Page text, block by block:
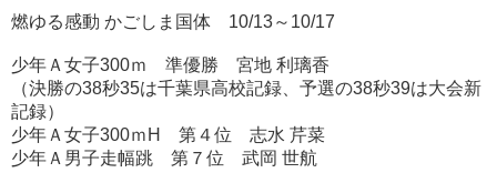
燃ゆる感動 かごしま国体 10/13～10/17
少年Ａ女子300ｍ 準優勝 宮地 利璃香
（決勝の38秒35は千葉県高校記録、予選の38秒39は大会新
記録）
少年Ａ女子300ｍH 第４位 志水 芹菜
少年Ａ男子走幅跳 第７位 武岡 世航